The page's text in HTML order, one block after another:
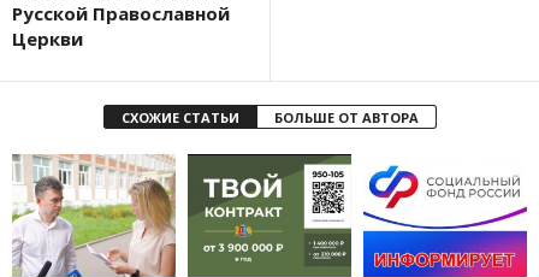
Русской Православной
Церкви
СХОЖИЕ СТАТЬИ БОЛЬШЕ ОТ АВТОРА